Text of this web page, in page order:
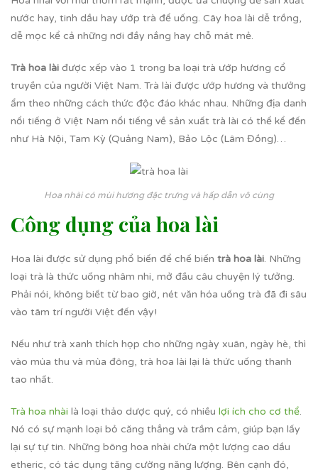
nước hay, tinh dầu hay ướp trà để uống. Cây hoa lài dễ trồng,
dễ mọc kể cả những nơi đầy nắng hay chỗ mát mẻ.
Trà hoa lài được xếp vào 1 trong ba loại trà ướp hương cổ
truyền của người Việt Nam. Trà lài được ướp hương và thưởng
ẩm theo những cách thức độc đáo khác nhau. Những địa danh
nổi tiếng ở Việt Nam nổi tiếng về sản xuất trà lài có thể kể đến
như Hà Nội, Tam Kỳ (Quảng Nam), Bảo Lộc (Lâm Đồng)…
Hoa nhài có mùi hương đặc trưng và hấp dẫn vô cùng
Công dụng của hoa lài
Hoa lài được sử dụng phổ biến để chế biến trà hoa lài. Những
loại trà là thức uống nhâm nhi, mở đầu câu chuyện lý tưởng.
Phải nói, không biết từ bao giờ, nét văn hóa uống trà đã đi sâu
vào tâm trí người Việt đến vậy!
Nếu như trà xanh thích họp cho những ngày xuân, ngày hè, thì
vào mùa thu và mùa đông, trà hoa lài lại là thức uống thanh
tao nhất.
Trà hoa nhài là loại thảo dược quý, có nhiều lợi ích cho cơ thể.
Nó có sự mạnh loại bỏ căng thẳng và trầm cảm, giúp bạn lấy
lại sự tự tin. Những bông hoa nhài chứa một lượng cao dầu
etheric, có tác dụng tăng cường năng lượng. Bên cạnh đó,